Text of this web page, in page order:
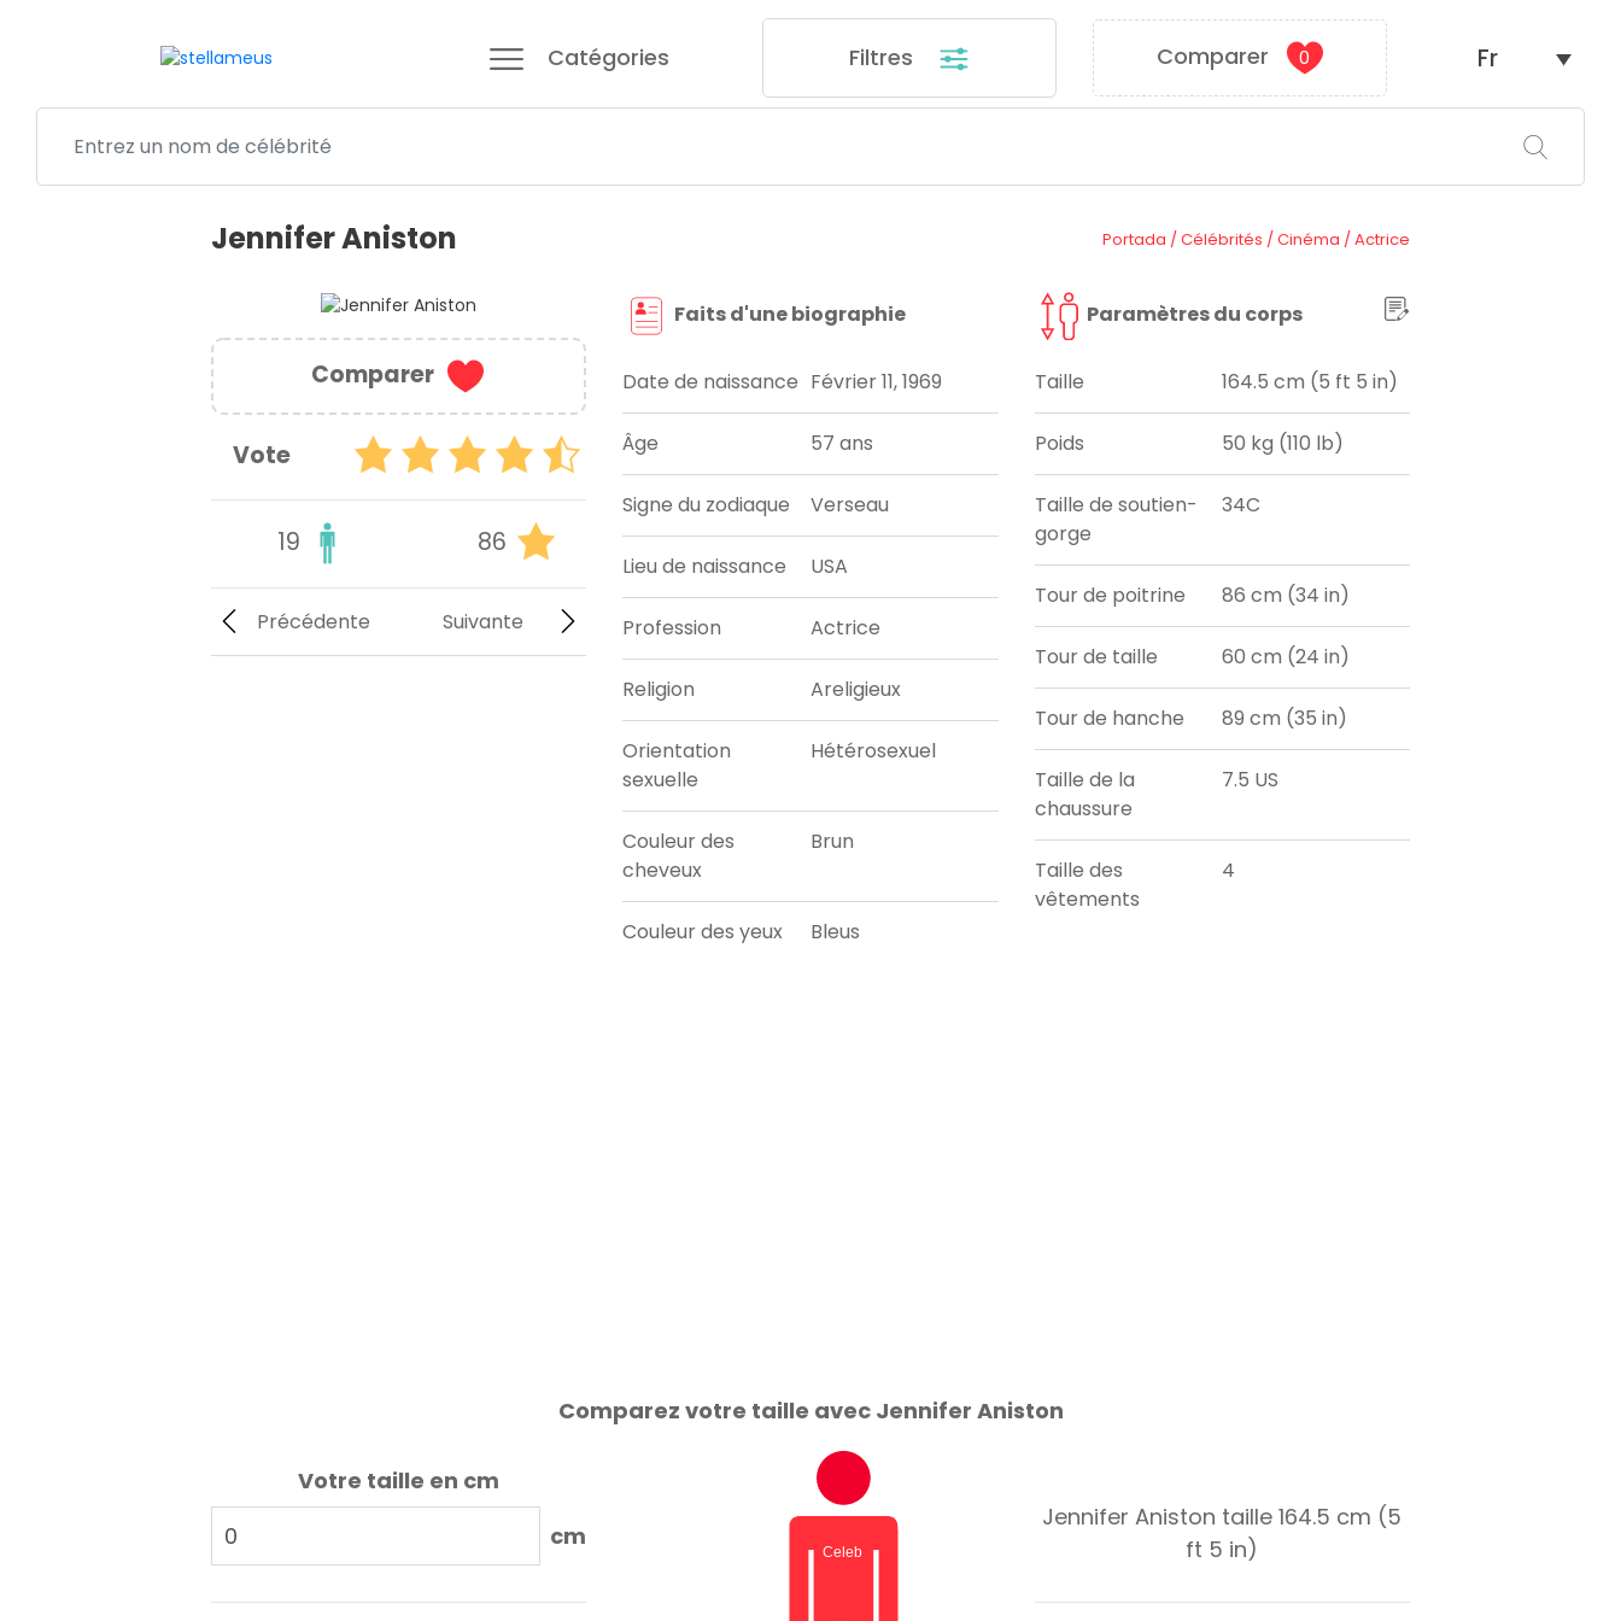
Catégories Filtres Comparer 0 Fr
Jennifer Aniston Portada /Célébrités /Cinéma /Actrice
Comparer
Vote
19 86
Suivante
Précédente
Faits d'une biographie
Date de naissance Février 11, 1969
Âge 57 ans
Signe du zodiaque Verseau
Lieu de naissance USA
Profession Actrice
Religion Areligieux
Orientation
sexuelle
Hétérosexuel
Couleur des
cheveux
Brun
Couleur des yeux Bleus
Paramètres du corps
Taille 164.5 cm (5 ft 5 in)
Poids 50 kg (110 lb)
Taille de soutien-
gorge
34C
Tour de poitrine 86 cm (34 in)
Tour de taille 60 cm (24 in)
Tour de hanche 89 cm (35 in)
Taille de la
chaussure
7.5 US
Taille des
vêtements
4
Comparez votre taille avec Jennifer Aniston
Votre taille en cm
cm
Jennifer Aniston taille 164.5 cm (5
ft 5 in)